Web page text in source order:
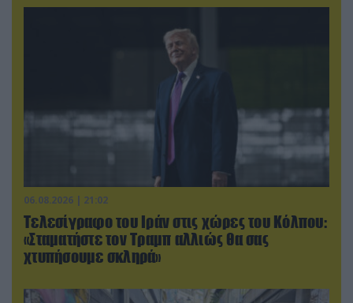
06.08.2026 | 21:02
Τελεσίγραφο του Ιράν στις χώρες του Κόλπου:
«Σταματήστε τον Τραμπ αλλιώς θα σας
χτυπήσουμε σκληρά»